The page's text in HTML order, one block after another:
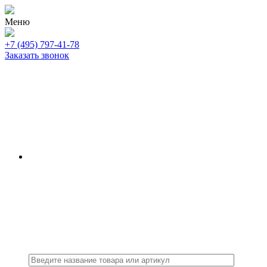
Меню
+7 (495) 797-41-78
Заказать звонок